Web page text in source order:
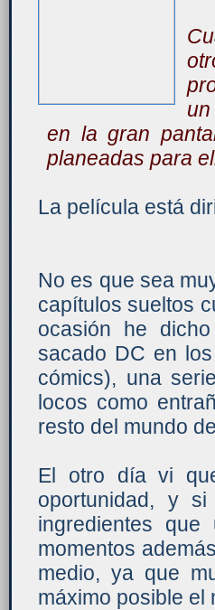
en la gran
planeadas para
La película está
No es que sea
capítulos sueltos
ocasión he
sacado DC en
cómics), una
locos como
resto del mundo
El otro día vi
oportunidad, y
ingredientes
momentos
medio, ya que
máximo posible el